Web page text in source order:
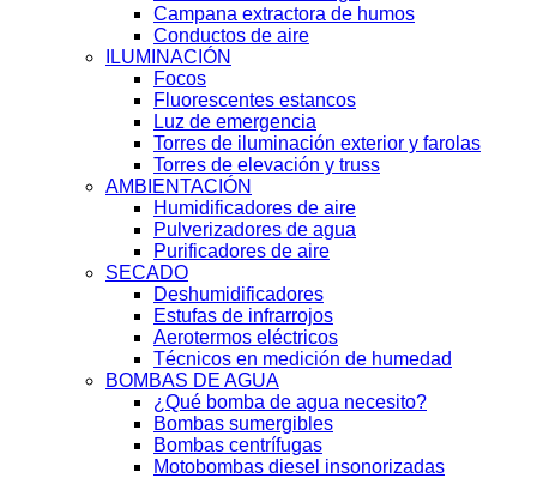
Campana extractora de humos
Conductos de aire
ILUMINACIÓN
Focos
Fluorescentes estancos
Luz de emergencia
Torres de iluminación exterior y farolas
Torres de elevación y truss
AMBIENTACIÓN
Humidificadores de aire
Pulverizadores de agua
Purificadores de aire
SECADO
Deshumidificadores
Estufas de infrarrojos
Aerotermos eléctricos
Técnicos en medición de humedad
BOMBAS DE AGUA
¿Qué bomba de agua necesito?
Bombas sumergibles
Bombas centrífugas
Motobombas diesel insonorizadas